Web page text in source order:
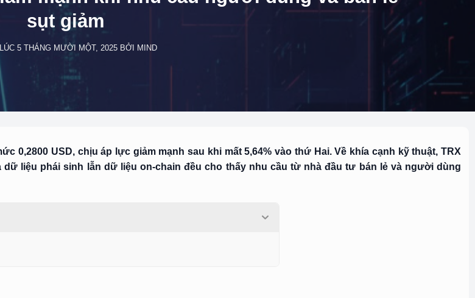
sụt giảm
5 THÁNG MƯỜI MỘT, 2025 BỞI MIND
0,2800 USD, chịu áp lực giảm mạnh sau khi mất 5,64% vào thứ Hai. Về khía cạnh kỹ thuật, TRX
liệu phái sinh lẫn dữ liệu on-chain đều cho thấy nhu cầu từ nhà đầu tư bán lẻ và người dùng